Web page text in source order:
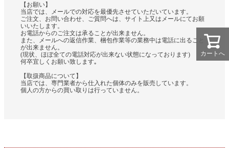
【お願い】
当店では、メールでの対応を最優先させていただいています。
ご注文、お問い合わせ、ご質問へは、サイト上又はメールにてお願
いいたします。
お電話からのご注文は承ることが出来ません。
また、メールへの返信作業、梱包作業等の業務中は電話に出ること
が出来ません。
(現状、ほぼ全ての電話対応が出来ない状態になっております)
何卒宜しくお願い致します｡
【取扱商品について】
当店では、専門業者から仕入れた個体のみを販売しています。
個人の方からの買い取りは行っていません。
カートへ